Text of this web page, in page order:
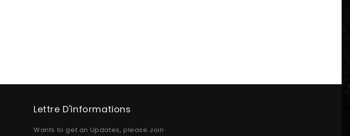
Lettre D'informations
Wants to get an Updates, please Join